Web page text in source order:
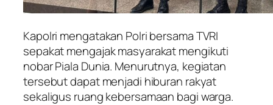
Kapolri mengatakan Polri bersama TVRI
sepakat mengajak masyarakat mengikuti
nobar Piala Dunia. Menurutnya, kegiatan
tersebut dapat menjadi hiburan rakyat
sekaligus ruang kebersamaan bagi warga.